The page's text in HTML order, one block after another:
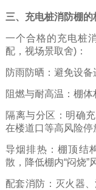
三、充电桩消防棚
一个合格的充电桩
配，视场景取舍)：
防雨防晒：避免设备
阻燃与耐高温：棚体
隔离与分区：明确
在楼道口等高风险停
导烟排热：棚顶结
散，降低棚内“闷烧”
配套消防：灭火器